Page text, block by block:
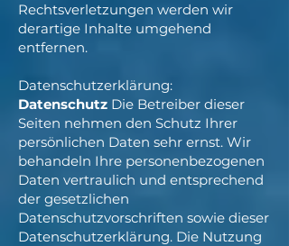
Rechtsverletzungen werden wir
derartige Inhalte umgehend
entfernen.
Datenschutzerklärung:
Datenschutz Die Betreiber dieser
Seiten nehmen den Schutz Ihrer
persönlichen Daten sehr ernst. Wir
behandeln Ihre personenbezogenen
Daten vertraulich und entsprechend
der gesetzlichen
Datenschutzvorschriften sowie dieser
Datenschutzerklärung. Die Nutzung